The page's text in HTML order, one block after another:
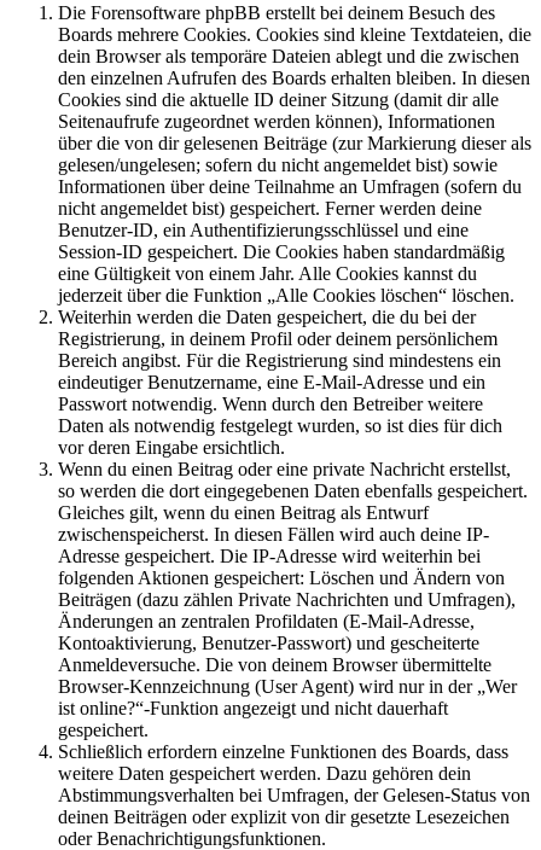
Die Forensoftware phpBB erstellt bei deinem Besuch des
Boards mehrere Cookies. Cookies sind kleine Textdateien, die
dein Browser als temporäre Dateien ablegt und die zwischen
den einzelnen Aufrufen des Boards erhalten bleiben. In diesen
Cookies sind die aktuelle ID deiner Sitzung (damit dir alle
Seitenaufrufe zugeordnet werden können), Informationen
über die von dir gelesenen Beiträge (zur Markierung dieser als
gelesen/ungelesen; sofern du nicht angemeldet bist) sowie
Informationen über deine Teilnahme an Umfragen (sofern du
nicht angemeldet bist) gespeichert. Ferner werden deine
Benutzer-ID, ein Authentifizierungsschlüssel und eine
Session-ID gespeichert. Die Cookies haben standardmäßig
eine Gültigkeit von einem Jahr. Alle Cookies kannst du
jederzeit über die Funktion „Alle Cookies löschen“ löschen.
Weiterhin werden die Daten gespeichert, die du bei der
Registrierung, in deinem Profil oder deinem persönlichem
Bereich angibst. Für die Registrierung sind mindestens ein
eindeutiger Benutzername, eine E-Mail-Adresse und ein
Passwort notwendig. Wenn durch den Betreiber weitere
Daten als notwendig festgelegt wurden, so ist dies für dich
vor deren Eingabe ersichtlich.
Wenn du einen Beitrag oder eine private Nachricht erstellst,
so werden die dort eingegebenen Daten ebenfalls gespeichert.
Gleiches gilt, wenn du einen Beitrag als Entwurf
zwischenspeicherst. In diesen Fällen wird auch deine IP-
Adresse gespeichert. Die IP-Adresse wird weiterhin bei
folgenden Aktionen gespeichert: Löschen und Ändern von
Beiträgen (dazu zählen Private Nachrichten und Umfragen),
Änderungen an zentralen Profildaten (E-Mail-Adresse,
Kontoaktivierung, Benutzer-Passwort) und gescheiterte
Anmeldeversuche. Die von deinem Browser übermittelte
Browser-Kennzeichnung (User Agent) wird nur in der „Wer
ist online?“-Funktion angezeigt und nicht dauerhaft
gespeichert.
Schließlich erfordern einzelne Funktionen des Boards, dass
weitere Daten gespeichert werden. Dazu gehören dein
Abstimmungsverhalten bei Umfragen, der Gelesen-Status von
deinen Beiträgen oder explizit von dir gesetzte Lesezeichen
oder Benachrichtigungsfunktionen.